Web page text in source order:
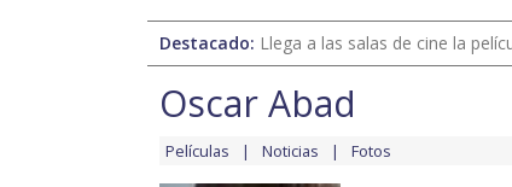
Destacado: Llega a las salas de cine la
Óscar Abad
Películas Noticias Fotos